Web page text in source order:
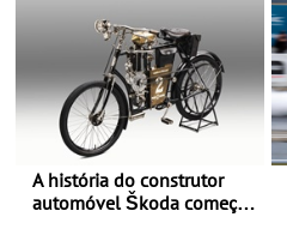
A história do construtor
automóvel Škoda começou